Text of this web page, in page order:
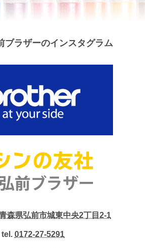
ブラザーのインスタグラム
森県弘前市城東中央2丁目2-1
tel. 0172-27-5291